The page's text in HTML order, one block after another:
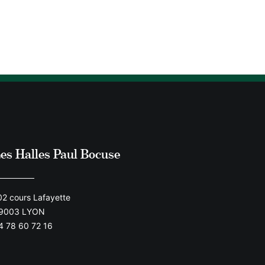
Halles Paul Bocuse
cours Lafayette
LYON
78 60 72 16